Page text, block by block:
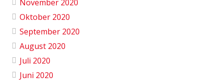
November 2020
Oktober 2020
September 2020
August 2020
Juli 2020
Juni 2020